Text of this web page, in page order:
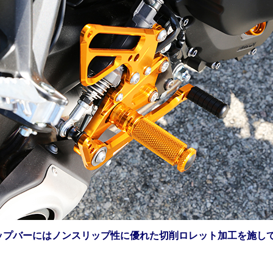
プバーにはノンスリップ性に優れた切削ロレット加工を施し